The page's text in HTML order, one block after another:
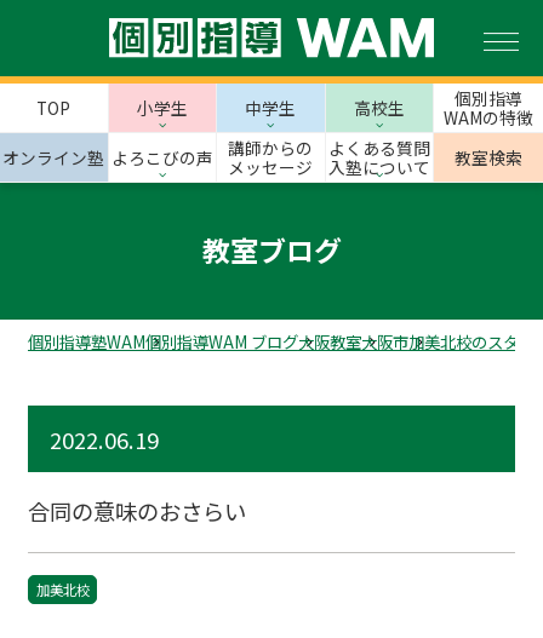
TOP 小学生 中学生 高校生
個別指導
WAMの特徴
オンライン塾 よろこびの声
講師からの
メッセージ
よくある質問
入塾について
教室検索
教室ブログ
個別指導塾WAM個別指導WAM ブログ大阪教室大阪市加美北校のスタッ
2022.06.19
合同の意味のおさらい
加美北校